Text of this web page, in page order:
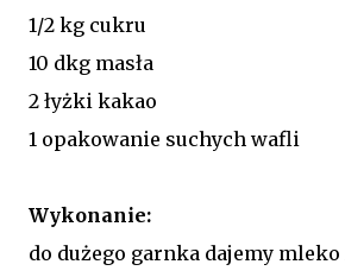
1/2 kg cukru
10 dkg masła
2 łyżki kakao
1 opakowanie suchych wafli
Wykonanie:
do dużego garnka dajemy